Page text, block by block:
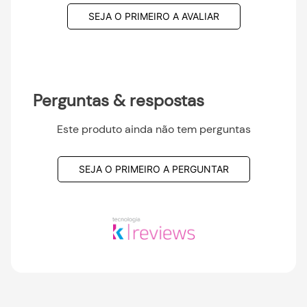
SEJA O PRIMEIRO A AVALIAR
Perguntas & respostas
Este produto ainda não tem perguntas
SEJA O PRIMEIRO A PERGUNTAR